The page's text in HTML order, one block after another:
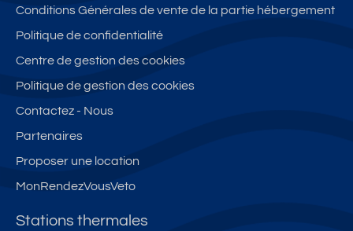
Conditions Générales de vente de la partie hébergement
Politique de confidentialité
Centre de gestion des cookies
Politique de gestion des cookies
Contactez - Nous
Partenaires
Proposer une location
MonRendezVousVeto
Stations thermales